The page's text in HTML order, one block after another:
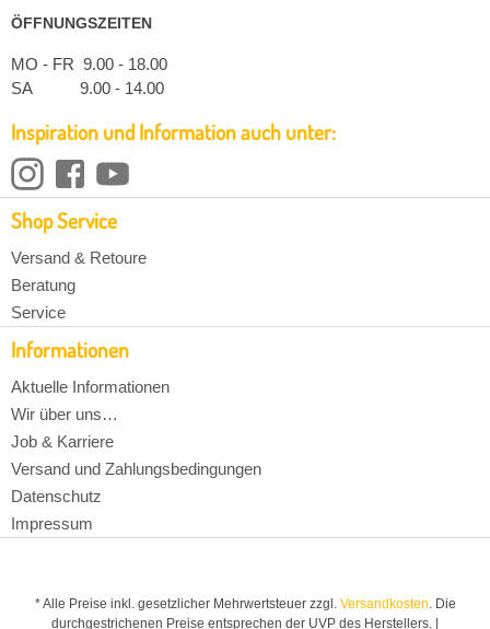
ÖFFNUNGSZEITEN
MO - FR 9.00 - 18.00
SA 9.00 - 14.00
Inspiration und Information auch unter:
Shop Service
Versand & Retoure
Beratung
Service
Informationen
Aktuelle Informationen
Wir über uns…
Job & Karriere
Versand und Zahlungsbedingungen
Datenschutz
Impressum
* Alle Preise inkl. gesetzlicher Mehrwertsteuer zzgl. Versandkosten. Die
durchgestrichenen Preise entsprechen der UVP des Herstellers. |